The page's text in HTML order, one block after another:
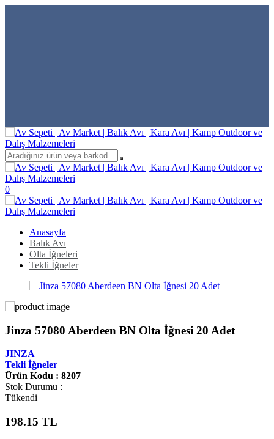
0
Anasayfa
Balık Avı
Olta İğneleri
Tekli İğneler
Jinza 57080 Aberdeen BN Olta İğnesi 20 Adet
JINZA
Tekli İğneler
Ürün Kodu : 8207
Stok Durumu :
Tükendi
198.15 TL